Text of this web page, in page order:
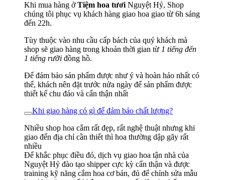
Khi mua hàng ởTiệm hoa tươi Nguyệt Hỷ, Shop
chúng tôi phục vụ khách hàng giao hoa giao từ 6h sáng
đến 22h.
Tùy thuộc vào nhu cầu cấp bách của quý khách mà
shop sẽ giao hàng trong khoản thời gian từ 1 tiếng đến
1 tiếng rưỡi đồng hồ.
Để đảm bảo sản phẩm được như ý và hoàn hảo nhất có
thể, khách nên đặt trước nửa ngày để sản phẩm được
thiết kế chu đáo và cẩn thận nhất
Khi giao hàng có gì để đảm bảo chất lượng?
Nhiều shop hoa cắm rất đẹp, rất nghệ thuật nhưng khi
giao đến địa chỉ cần thiết thì hoa thường dập gãy rất
nhiều
Để khắc phục điều đó, dịch vụ giao hoa tận nhà của
Nguyệt Hỷ đào tạo shipper cực kỳ cẩn thận và được
training kỹ năng cắm hoa cơ bản, đủ để chỉnh sửa mẫu